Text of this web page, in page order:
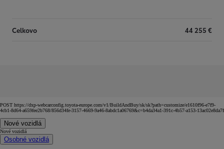
Celkovo 44 255 €
POST https://dxp-webcarconfig.toyota-europe.com/v1/BuildAndBuy/sk/sk?path=customize/e1610f96-e7f9-
4cb1-8d64-a659fee2b768/856d34fe-3157-4669-9a46-8abdc1a06769&c=b4da34a1-391c-4b57-a153-13ac02e8da7f
Nové vozidlá
Nové vozidlá
Osobné vozidlá